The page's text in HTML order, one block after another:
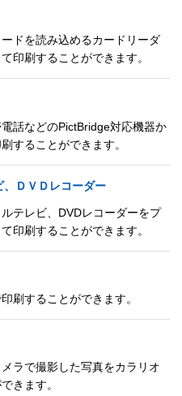
ドを読み込めるカードリーダ
印刷することができます。
話などのPictBridge対応機器か
することができます。
ＤＶＤレコーダー
テレビ、DVDレコーダーをプ
印刷することができます。
刷することができます。
ラで撮影した写真をカラリオ
きます。